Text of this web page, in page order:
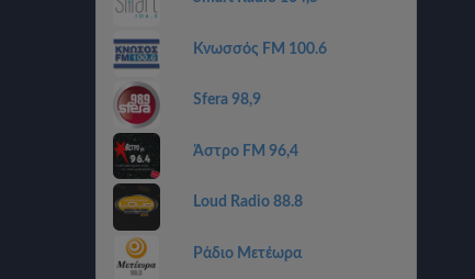
Κνωσσός FM 100.6
Sfera 98,9
Άστρο FM 96,4
Loud Radio 88.8
Ράδιο Μετέωρα